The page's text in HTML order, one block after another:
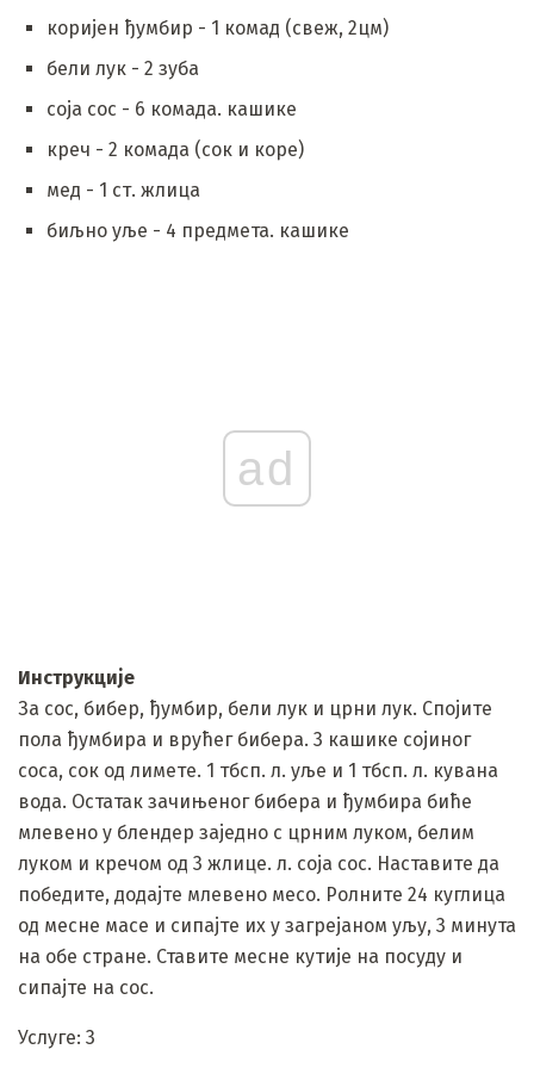
коријен ђумбир - 1 комад (свеж, 2цм)
бели лук - 2 зуба
соја сос - 6 комада. кашике
креч - 2 комада (сок и коре)
мед - 1 ст. жлица
биљно уље - 4 предмета. кашике
ad
Инструкције
За сос, бибер, ђумбир, бели лук и црни лук. Спојите
пола ђумбира и врућег бибера. 3 кашике сојиног
соса, сок од лимете. 1 тбсп. л. уље и 1 тбсп. л. кувана
вода. Остатак зачињеног бибера и ђумбира биће
млевено у блендер заједно с црним луком, белим
луком и кречом од 3 жлице. л. соја сос. Наставите да
победите, додајте млевено месо. Ролните 24 куглица
од месне масе и сипајте их у загрејаном уљу, 3 минута
на обе стране. Ставите месне кутије на посуду и
сипајте на сос.
Услуге: 3